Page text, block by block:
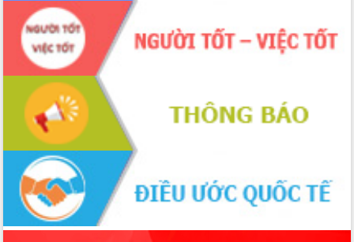
Đề án 06 tạo bước ngoặt đột phá trong
cải cách hành chính tỉnh Đắk Lắk
Kết nối tour, đẩy mạnh chuyển đổi số
để phát triển du lịch Đắk Lắk
Khởi động Dự án Đầu tư xây dựng hạ
tầng kỹ thuật Cụm công nghiệp Tân
Tiến
Gặp mặt các cơ quan báo chí nhân Kỷ
niệm 101 năm Ngày Báo chí Cách
mạng Việt Nam
Đắk Lắk sơ kết 4 năm triển khai thực
hiện Đề án 06 của Chính phủ
Họp báo thông tin về Hội nghị Công bố